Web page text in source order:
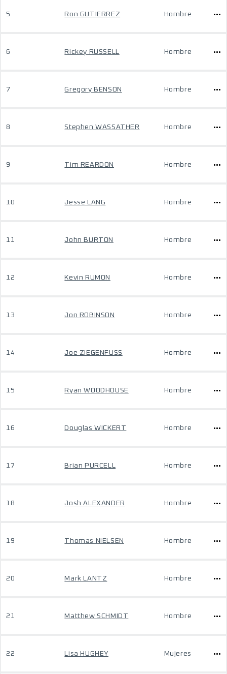
5 Ron GUTIERREZ Hombre
6 Rickey RUSSELL Hombre
7 Gregory BENSON Hombre
8 Stephen WASSATHER Hombre
9 Tim REARDON Hombre
10 Jesse LANG Hombre
11 John BURTON Hombre
12 Kevin RUMON Hombre
13 Jon ROBINSON Hombre
14 Joe ZIEGENFUSS Hombre
15 Ryan WOODHOUSE Hombre
16 Douglas WICKERT Hombre
17 Brian PURCELL Hombre
18 Josh ALEXANDER Hombre
19 Thomas NIELSEN Hombre
20 Mark LANTZ Hombre
21 Matthew SCHMIDT Hombre
22 Lisa HUGHEY Mujeres